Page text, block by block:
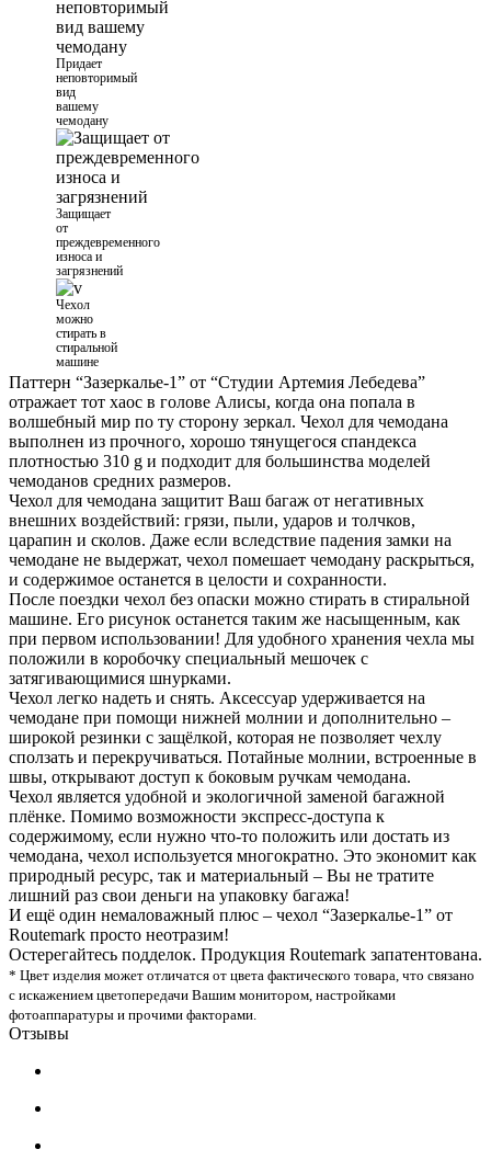
Придает
неповторимый
вид
вашему
чемодану
Защищает
от
преждевременного
износа и
загрязнений
Чехол
можно
стирать в
стиральной
машине
Паттерн “Зазеркалье-1” от “Студии Артемия Лебедева”
отражает тот хаос в голове Алисы, когда она попала в
волшебный мир по ту сторону зеркал. Чехол для чемодана
выполнен из прочного, хорошо тянущегося спандекса
плотностью 310 g и подходит для большинства моделей
чемоданов средних размеров.
Чехол для чемодана защитит Ваш багаж от негативных
внешних воздействий: грязи, пыли, ударов и толчков,
царапин и сколов. Даже если вследствие падения замки на
чемодане не выдержат, чехол помешает чемодану раскрыться,
и содержимое останется в целости и сохранности.
После поездки чехол без опаски можно стирать в стиральной
машине. Его рисунок останется таким же насыщенным, как
при первом использовании! Для удобного хранения чехла мы
положили в коробочку специальный мешочек с
затягивающимися шнурками.
Чехол легко надеть и снять. Аксессуар удерживается на
чемодане при помощи нижней молнии и дополнительно –
широкой резинки с защёлкой, которая не позволяет чехлу
сползать и перекручиваться. Потайные молнии, встроенные в
швы, открывают доступ к боковым ручкам чемодана.
Чехол является удобной и экологичной заменой багажной
плёнке. Помимо возможности экспресс-доступа к
содержимому, если нужно что-то положить или достать из
чемодана, чехол используется многократно. Это экономит как
природный ресурс, так и материальный – Вы не тратите
лишний раз свои деньги на упаковку багажа!
И ещё один немаловажный плюс – чехол “Зазеркалье-1” от
Routemark просто неотразим!
Остерегайтесь подделок. Продукция Routemark запатентована.
* Цвет изделия может отличатся от цвета фактического товара, что связано
с искажением цветопередачи Вашим монитором, настройками
фотоаппаратуры и прочими факторами.
Отзывы